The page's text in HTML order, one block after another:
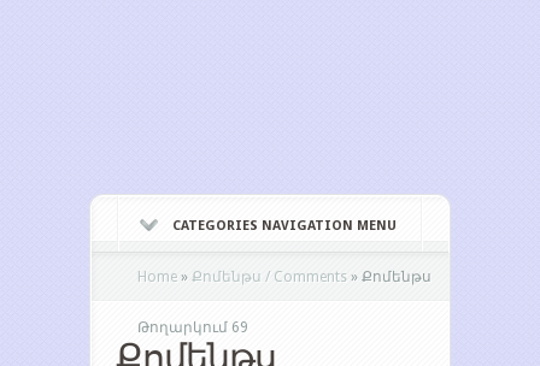
CATEGORIES NAVIGATION MENU
Home » Քոմենթս / Comments » Քոմենթս
Թողարկում 69
Քոմենթս